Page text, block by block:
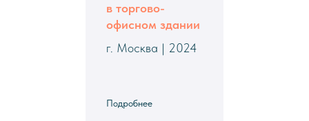
в торгово-
офисном здании
г. Москва | 2024
Подробнее